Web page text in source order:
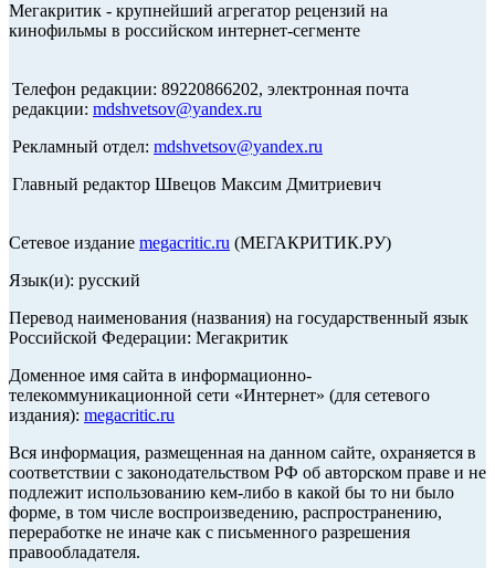
Мегакритик - крупнейший агрегатор рецензий на
кинофильмы в российском интернет-сегменте
Телефон редакции: 89220866202, электронная почта
редакции: mdshvetsov@yandex.ru
Рекламный отдел: mdshvetsov@yandex.ru
Главный редактор Швецов Максим Дмитриевич
Сетевое издание megacritic.ru (МЕГАКРИТИК.РУ)
Язык(и): русский
Перевод наименования (названия) на государственный язык
Российской Федерации: Мегакритик
Доменное имя сайта в информационно-
телекоммуникационной сети «Интернет» (для сетевого
издания): megacritic.ru
Вся информация, размещенная на данном сайте, охраняется в
соответствии с законодательством РФ об авторском праве и не
подлежит использованию кем-либо в какой бы то ни было
форме, в том числе воспроизведению, распространению,
переработке не иначе как с письменного разрешения
правообладателя.